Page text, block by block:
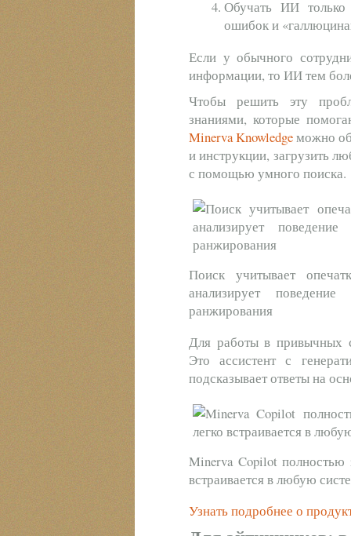
Обучать ИИ
ошибок и
Если у обычного
информации, то ИИ тем
Чтобы решить эту
знаниями, которые
Minerva Knowledgeможно
и инструкции, загрузить
с помощью умного поиска.
Поиск учитывает
анализирует
ранжирования
Для работы в привычных
Это ассистент с
подсказывает ответы на
Minerva Copilot полностью
встраивается в любую
Узнать подробнее о